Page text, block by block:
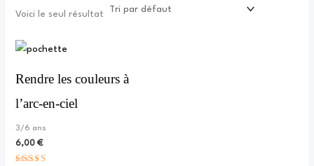
Voici le seul résultat
Rendre les couleurs à
l’arc-en-ciel
3/6 ans
6,00€